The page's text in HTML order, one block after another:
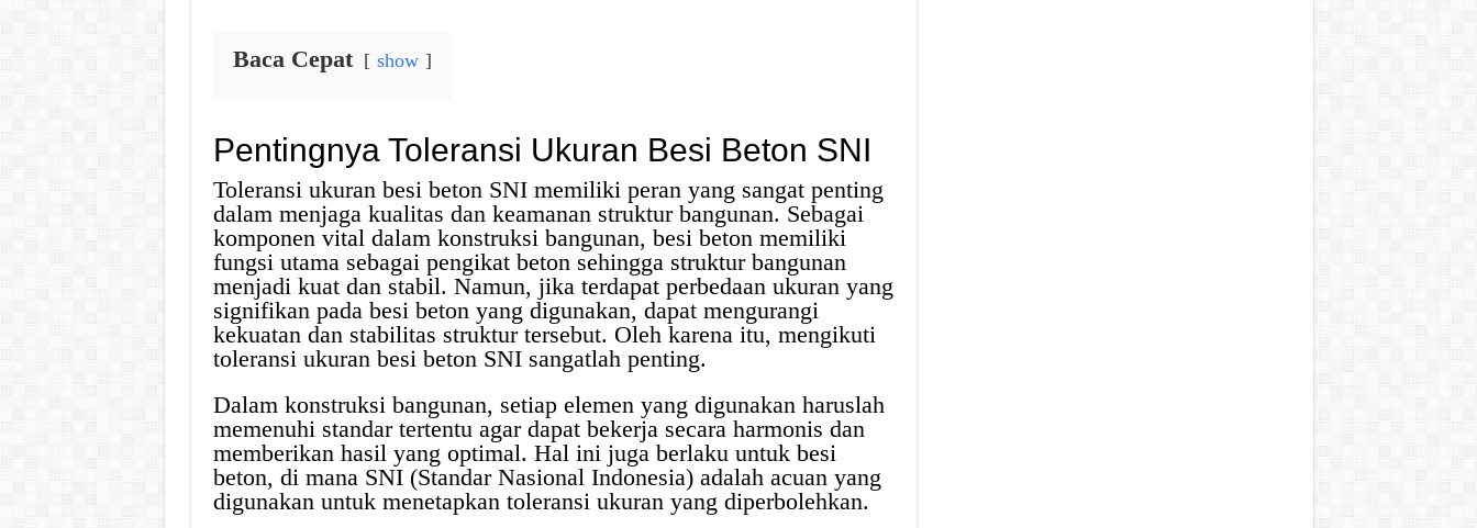
Baca Cepat show
Pentingnya Toleransi Ukuran Besi Beton SNI
Toleransi ukuran besi beton SNI memiliki peran yang sangat penting
dalam menjaga kualitas dan keamanan struktur bangunan. Sebagai
komponen vital dalam konstruksi bangunan, besi beton memiliki
fungsi utama sebagai pengikat beton sehingga struktur bangunan
menjadi kuat dan stabil. Namun, jika terdapat perbedaan ukuran yang
signifikan pada besi beton yang digunakan, dapat mengurangi
kekuatan dan stabilitas struktur tersebut. Oleh karena itu, mengikuti
toleransi ukuran besi beton SNI sangatlah penting.
Dalam konstruksi bangunan, setiap elemen yang digunakan haruslah
memenuhi standar tertentu agar dapat bekerja secara harmonis dan
memberikan hasil yang optimal. Hal ini juga berlaku untuk besi
beton, di mana SNI (Standar Nasional Indonesia) adalah acuan yang
digunakan untuk menetapkan toleransi ukuran yang diperbolehkan.